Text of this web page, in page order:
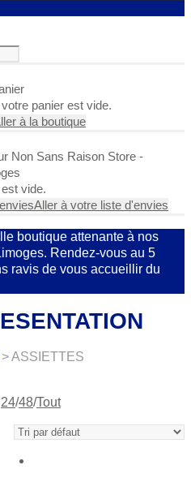
panier est vide.
à la boutique
Non Sans Raison Store -
vide.
Aller à votre liste d'envies
boutique attenante à nos
Rendez-vous au 5
ravis de vous accueillir du
>ASSIETTES
24/48/Tout